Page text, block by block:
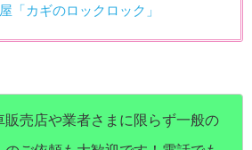
「カギのロックロック」
販売店や業者さまに限らず一般の